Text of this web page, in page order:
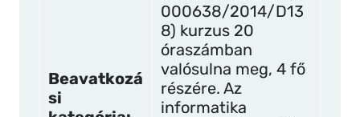
Beavatkozá
si
000638/2014/D13
8) kurzus 20
óraszámban
valósulna meg, 4 fő
részére. Az
informatika